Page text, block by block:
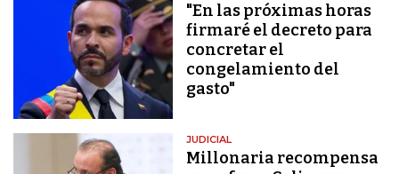
"En las próximas horas
firmaré el decreto para
concretar el
congelamiento del
gasto"
JUDICIAL
Millonaria recompensa